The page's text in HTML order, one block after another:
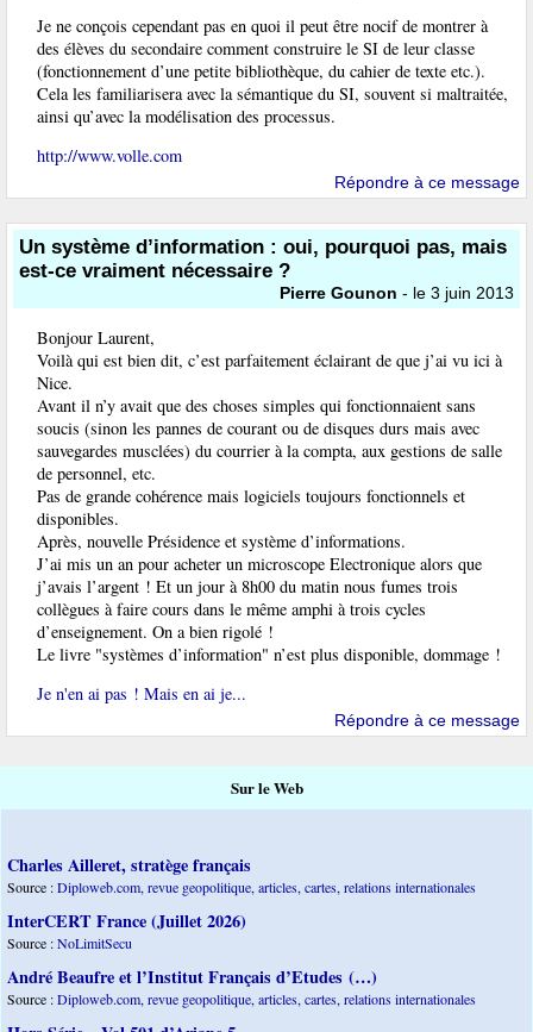
Je ne conçois cependant pas en quoi il peut être nocif de montrer à
des élèves du secondaire comment construire le SI de leur classe
(fonctionnement d’une petite bibliothèque, du cahier de texte etc.).
Cela les familiarisera avec la sémantique du SI, souvent si maltraitée,
ainsi qu’avec la modélisation des processus.
http://www.volle.com
Répondre à ce message
Un système d’information : oui, pourquoi pas, mais
est-ce vraiment nécessaire ?
Pierre Gounon - le 3 juin 2013
Bonjour Laurent,
Voilà qui est bien dit, c’est parfaitement éclairant de que j’ai vu ici à
Nice.
Avant il n’y avait que des choses simples qui fonctionnaient sans
soucis (sinon les pannes de courant ou de disques durs mais avec
sauvegardes musclées) du courrier à la compta, aux gestions de salle
de personnel, etc.
Pas de grande cohérence mais logiciels toujours fonctionnels et
disponibles.
Après, nouvelle Présidence et système d’informations.
J’ai mis un an pour acheter un microscope Electronique alors que
j’avais l’argent ! Et un jour à 8h00 du matin nous fumes trois
collègues à faire cours dans le même amphi à trois cycles
d’enseignement. On a bien rigolé !
Le livre "systèmes d’information" n’est plus disponible, dommage !
Je n'en ai pas ! Mais en ai je...
Répondre à ce message
Sur le Web
Charles Ailleret, stratège français
Source :Diploweb.com, revue geopolitique, articles, cartes, relations internationales
InterCERT France (Juillet 2026)
Source :NoLimitSecu
André Beaufre et l’Institut Français d’Etudes (…)
Source :Diploweb.com, revue geopolitique, articles, cartes, relations internationales